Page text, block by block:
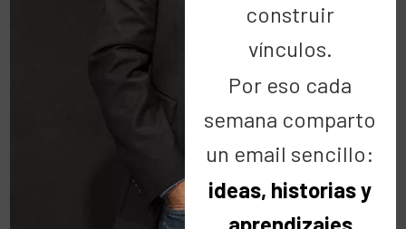
15 Mar:Fundación
CRIS contra el cáncer:
Ayudar es Divertido
construir
vínculos.
Por eso cada
semana comparto
un email sencillo:
ideas, historias y